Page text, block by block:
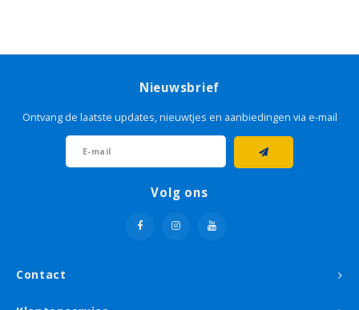
Contact
Nieuwsbrief
Ontvang de laatste updates, nieuwtjes en aanbiedingen via e-mail
Volg ons